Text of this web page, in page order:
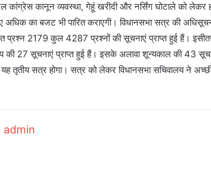
कांग्रेस कानून व्यवस्था, गेहूं खरीदी और नर्सिंग घोटाले को लेकर
का बजट भी पारित कराएगी। विधानसभा सत्र की
प्रश्न 2179 कुल 4287 प्रश्नों की सूचनाएं प्राप्त हुई हैं।
27 सूचनाएं प्राप्त हुई हैं। इसके अलावा शून्यकाल की 43
यह तृतीय सत्र होगा। सत्र को लेकर विधानसभा सचिवालय ने
admin